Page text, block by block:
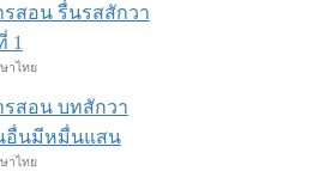
รสอน รื่นรสสักวา
1
าไทย
รสอน บทสักวา
อื่นมีหมื่นแสน
าไทย